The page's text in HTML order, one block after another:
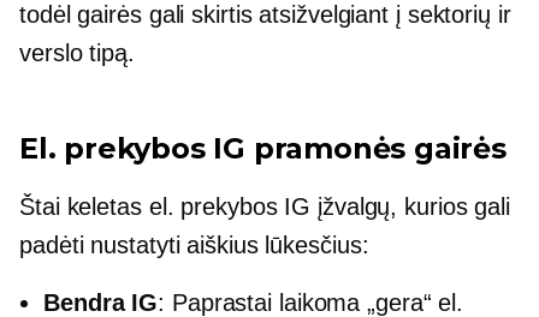
todėl gairės gali skirtis atsižvelgiant į sektorių ir
verslo tipą.
El. prekybos IG pramonės gairės
Štai keletas el. prekybos IG įžvalgų, kurios gali
padėti nustatyti aiškius lūkesčius:
Bendra IG: Paprastai laikoma „gera“ el.